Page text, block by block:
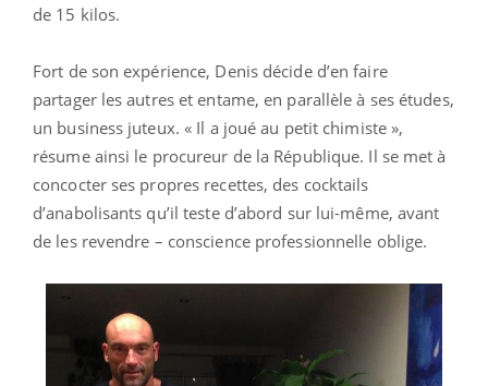
de 15 kilos.
Fort de son expérience, Denis décide d’en faire
partager les autres et entame, en parallèle à ses études,
un business juteux. « Il a joué au petit chimiste »,
résume ainsi le procureur de la République. Il se met à
concocter ses propres recettes, des cocktails
d’anabolisants qu’il teste d’abord sur lui-même, avant
de les revendre – conscience professionnelle oblige.